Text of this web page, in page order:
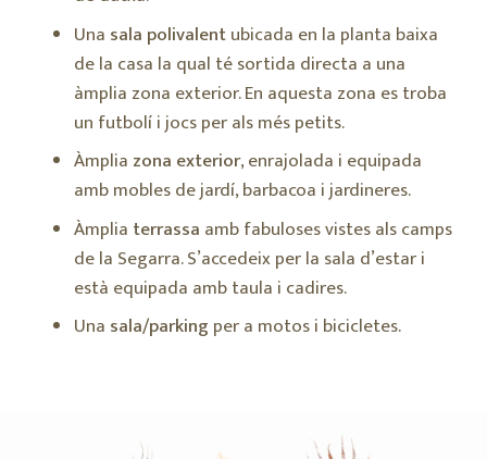
Una sala polivalentubicada en la planta baixa
de la casa la qual té sortida directa a una
àmplia zona exterior. En aquesta zona es troba
un futbolí i jocs per als més petits.
Àmplia zona exterior, enrajolada i equipada
amb mobles de jardí, barbacoa i jardineres.
Àmplia terrassa amb fabuloses vistes als camps
de la Segarra. S’accedeix per la sala d’estar i
està equipada amb taula i cadires.
Una sala/parking per a motos i bicicletes.